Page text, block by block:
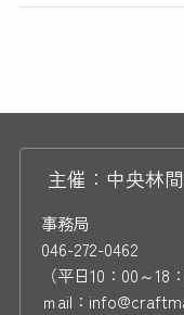
主催：中央林
事務局
046-272-0462
（平日10：00～18
ｍail：